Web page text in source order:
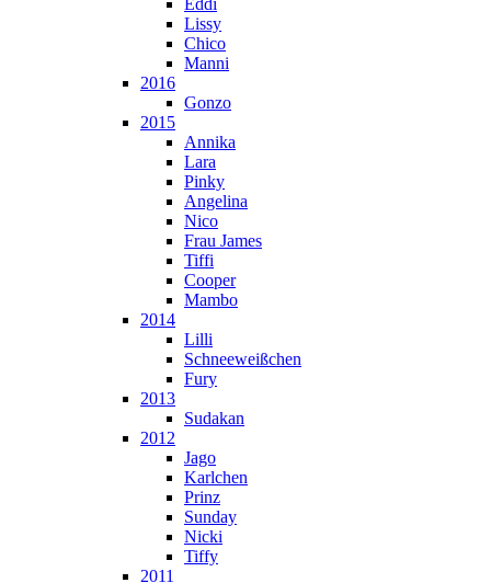
Eddi
Lissy
Chico
Manni
2016
Gonzo
2015
Annika
Lara
Pinky
Angelina
Nico
Frau James
Tiffi
Cooper
Mambo
2014
Lilli
Schneeweißchen
Fury
2013
Sudakan
2012
Jago
Karlchen
Prinz
Sunday
Nicki
Tiffy
2011